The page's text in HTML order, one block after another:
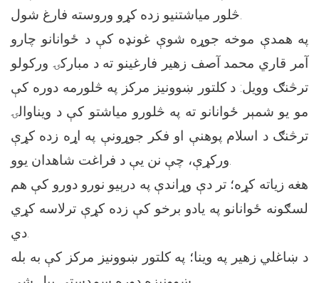
څلور مياشتنيو زده کړو وروسته فارغ شول.
په همدې موخه جوړه شوې غونډه کې د ځوانانو چارو
آمر قاري محمد آصف زهير فارغینو ته د مبارکۍ ورکولو
ترڅنګ وويل: د کلتور ښوونيز مرکز په څلورمه دوره کې
مو يو شمېر ځوانانو ته په څلورو مياشتو کې د ويناوالۍ
ترڅنګ د اسلام پوهنې او فکر جوړونې په اړه زده کړې
ورکړې، چې نن يې د فراغت شاهدان يوو.
هغه زياته کړه؛ تر دې وړاندې په درېيو نورو دورو کې هم
لسګونه ځوانانو په يادو برخو کې زده کړې ترلاسه کړي
دي.
د ښاغلي زهير په وينا؛ په کلتور ښوونيز مرکز کې به بله